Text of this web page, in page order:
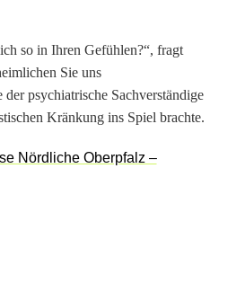
so in Ihren Gefühlen?“, fragt
Sie uns
psychiatrische Sachverständige
Kränkung ins Spiel brachte.